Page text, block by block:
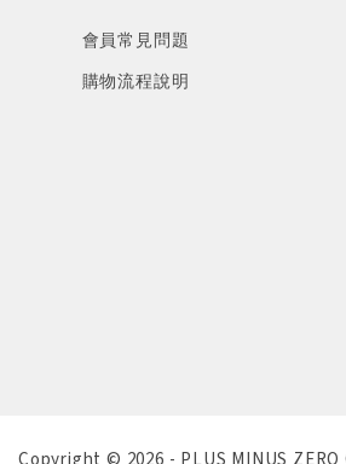
會員常見問題
購物流程說明